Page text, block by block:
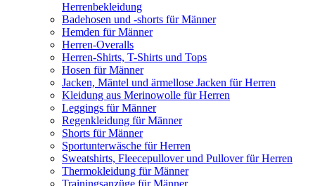
Herrenbekleidung
Badehosen und -shorts für Männer
Hemden für Männer
Herren-Overalls
Herren-Shirts, T-Shirts und Tops
Hosen für Männer
Jacken, Mäntel und ärmellose Jacken für Herren
Kleidung aus Merinowolle für Herren
Leggings für Männer
Regenkleidung für Männer
Shorts für Männer
Sportunterwäsche für Herren
Sweatshirts, Fleecepullover und Pullover für Herren
Thermokleidung für Männer
Trainingsanzüge für Männer